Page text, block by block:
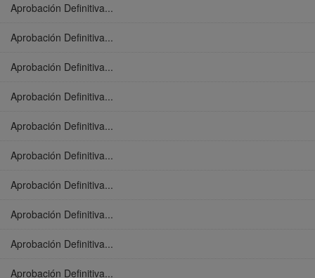
Aprobación Definitiva...
Aprobación Definitiva...
Aprobación Definitiva...
Aprobación Definitiva...
Aprobación Definitiva...
Aprobación Definitiva...
Aprobación Definitiva...
Aprobación Definitiva...
Aprobación Definitiva...
Aprobación Definitiva...